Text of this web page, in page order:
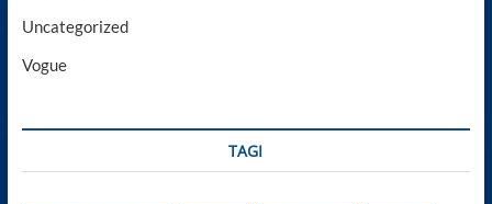
Uncategorized
Vogue
TAGI